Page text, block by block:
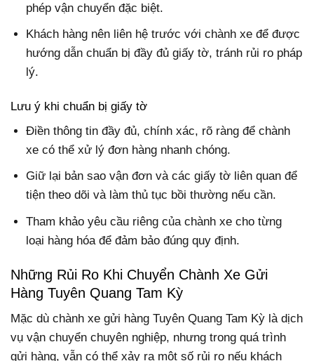
phép vận chuyển đặc biệt.
Khách hàng nên liên hệ trước với chành xe để được
hướng dẫn chuẩn bị đầy đủ giấy tờ, tránh rủi ro pháp
lý.
Lưu ý khi chuẩn bị giấy tờ
Điền thông tin đầy đủ, chính xác, rõ ràng để chành
xe có thể xử lý đơn hàng nhanh chóng.
Giữ lại bản sao vận đơn và các giấy tờ liên quan để
tiện theo dõi và làm thủ tục bồi thường nếu cần.
Tham khảo yêu cầu riêng của chành xe cho từng
loại hàng hóa để đảm bảo đúng quy định.
Những Rủi Ro Khi Chuyển Chành Xe Gửi
Hàng Tuyên Quang Tam Kỳ
Mặc dù chành xe gửi hàng Tuyên Quang Tam Kỳ là dịch
vụ vận chuyển chuyên nghiệp, nhưng trong quá trình
gửi hàng, vẫn có thể xảy ra một số rủi ro nếu khách